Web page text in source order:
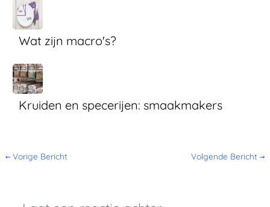
Wat zijn macro's?
Kruiden en specerijen: smaakmakers
← Vorige Bericht Volgende Bericht →